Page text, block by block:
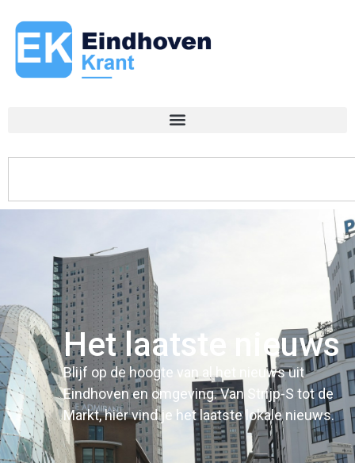
Het laatste nieuws
Blijf op de hoogte van al het nieuws uit
Eindhoven en omgeving. Van Strijp-S tot de
Markt, hier vind je het laatste lokale nieuws.